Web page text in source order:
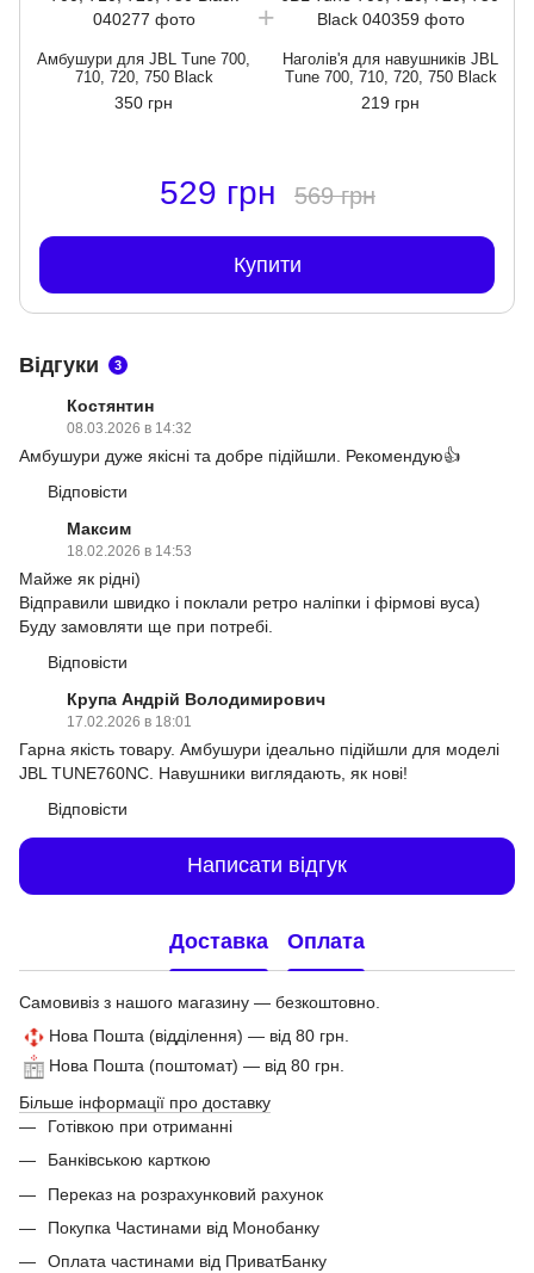
Амбушури для JBL Tune 700,
710, 720, 750 Black
350 грн
Наголів'я для навушників JBL
Tune 700, 710, 720, 750 Black
219 грн
529 грн 569 грн
Купити
Відгуки 3
Костянтин
08.03.2026 в 14:32
Амбушури дуже якісні та добре підійшли. Рекомендую👍
Відповісти
Максим
18.02.2026 в 14:53
Майже як рідні)
Відправили швидко і поклали ретро наліпки і фірмові вуса)
Буду замовляти ще при потребі.
Відповісти
Крупа Андрій Володимирович
17.02.2026 в 18:01
Гарна якість товару. Амбушури ідеально підійшли для моделі
JBL TUNE760NC. Навушники виглядають, як нові!
Відповісти
Написати відгук
Доставка Оплата
Самовивіз з нашого магазину — безкоштовно.
Нова Пошта (відділення) — від 80 грн.
Нова Пошта (поштомат) — від 80 грн.
Більше інформації про доставку
Готівкою при отриманні
Банківською карткою
Переказ на розрахунковий рахунок
Покупка Частинами від Монобанку
Оплата частинами від ПриватБанку